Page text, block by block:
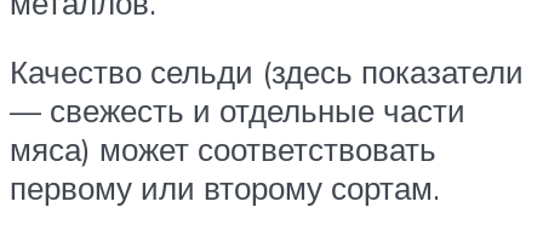
Качество сельди (здесь показатели
— свежесть и отдельные части
мяса) может соответствовать
первому или второму сортам.